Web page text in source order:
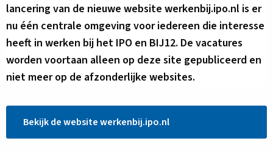
lancering van de nieuwe website werkenbij.ipo.nl is er
nu één centrale omgeving voor iedereen die interesse
heeft in werken bij het IPO en BIJ12. De vacatures
worden voortaan alleen op deze site gepubliceerd en
niet meer op de afzonderlijke websites.
Bekijk de website werkenbij.ipo.nlLink